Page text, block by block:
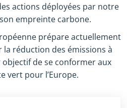
actions déployées par notre
empreinte carbone.
prépare actuellement
réduction des émissions à
objectif de se conformer aux
vert pour l’Europe.